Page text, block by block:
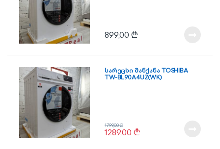
899,00₾
სარეცხი მანქანა TOSHIBA
TW-BL90A4UZ(WK)
1289,00 ₾
1799,00₾